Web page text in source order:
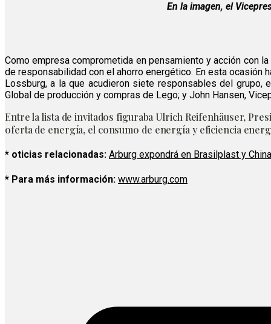
En la imagen, el
Como empresa comprometida en pensamiento y acción con
de responsabilidad con el ahorro energético. En esta
Lossburg,a la que acudieron siete responsables del grupo,
Global de producción y compras de Lego; y John Hansen,
Entre la lista de invitados figuraba Ulrich Reifenhäuser,
oferta de energía, el consumo de energía y eficiencia
* oticias relacionadas: Arburg expondrá en Brasilplast y
* Para más información: www.arburg.com